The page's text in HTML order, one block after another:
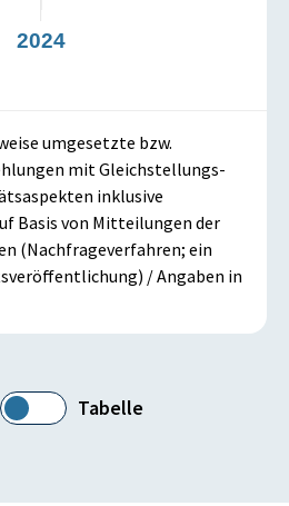
Tabelle
2024
umgesetzte bzw.
mit Gleichstellungs-
inklusive
Basis von Mitteilungen der
(Nachfrageverfahren; ein
/ Angaben in